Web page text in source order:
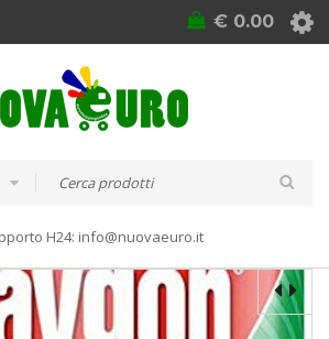
€ 0.00
H24: info@nuovaeuro.it